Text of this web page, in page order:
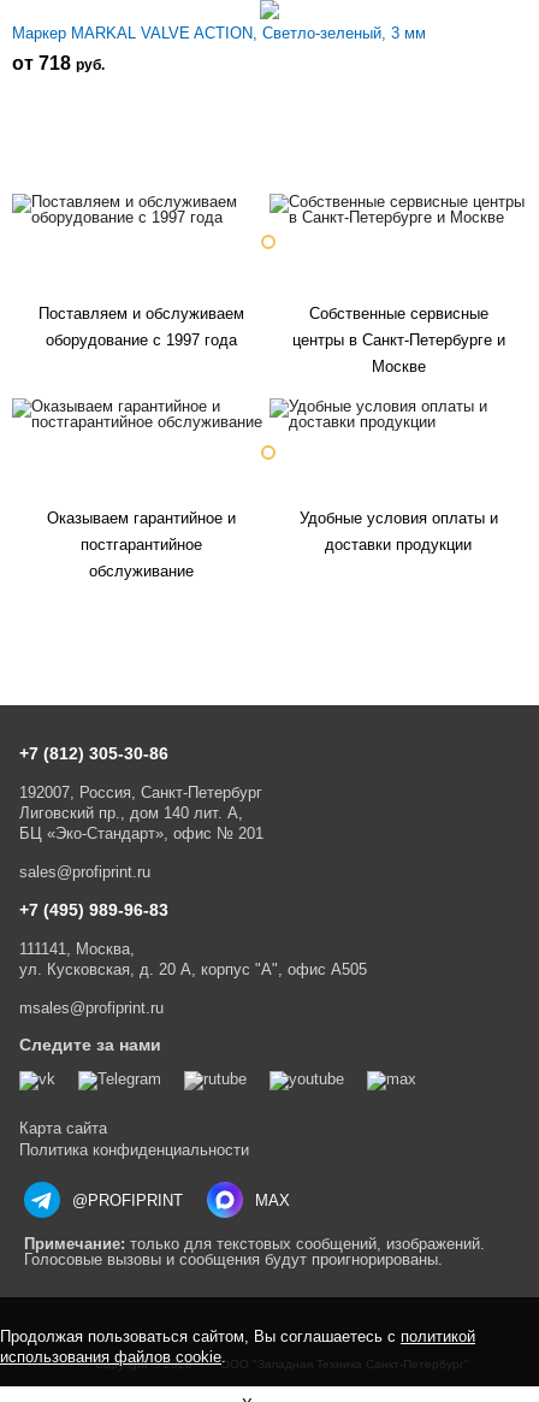
Маркер MARKAL VALVE ACTION, Светло-зеленый, 3 мм
от 718 руб.
Поставляем и обслуживаем
оборудование с 1997 года
Собственные сервисные
центры в Санкт-Петербурге и
Москве
Оказываем гарантийное и
постгарантийное
обслуживание
Удобные условия оплаты и
доставки продукции
+7 (812) 305-30-86
192007, Россия, Санкт-Петербург
Лиговский пр., дом 140 лит. А,
БЦ «Эко-Стандарт», офис № 201
sales@profiprint.ru
+7 (495) 989-96-83
111141, Москва,
ул. Кусковская, д. 20 А, корпус "А", офис А505
msales@profiprint.ru
Следите за нами
Карта сайта
Политика конфиденциальности
@PROFIPRINT MAX
Примечание: только для текстовых сообщений, изображений.
Голосовые вызовы и сообщения будут проигнорированы.
Copyright © 2026 ООО "Западная Техника Санкт-Петербург"
Продолжая пользоваться сайтом, Вы соглашаетесь с политикой
использования файлов cookie.